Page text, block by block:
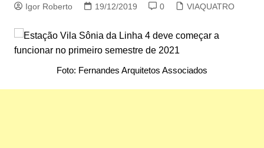
Igor Roberto 19/12/2019 0 VIAQUATRO
Foto: Fernandes Arquitetos Associados